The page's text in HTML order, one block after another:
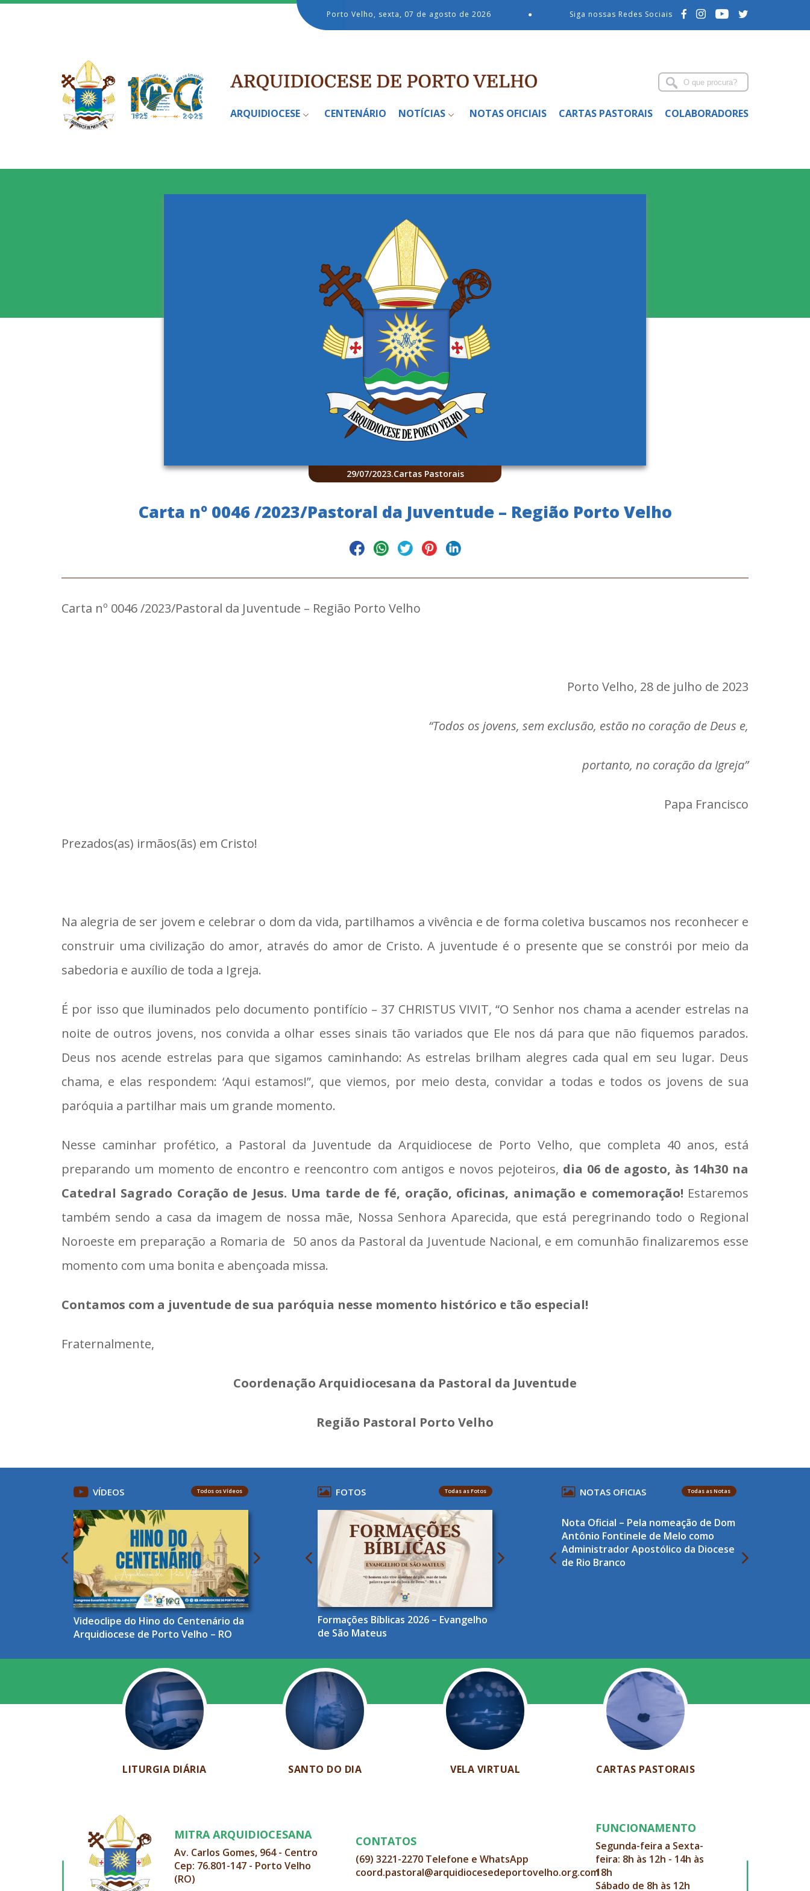
Porto Velho, sexta, 07 de agosto de 2026 ● Siga nossas Redes Sociais
ARQUIDIOCESE CENTENÁRIO NOTÍCIAS NOTAS OFICIAIS CARTAS PASTORAIS COLABORADORES
29/07/2023.Cartas Pastorais
Carta nº 0046 /2023/Pastoral da Juventude – Região Porto Velho
Carta nº 0046 /2023/Pastoral da Juventude – Região Porto Velho
Porto Velho, 28 de julho de 2023
“Todos os jovens, sem exclusão, estão no coração de Deus e,
portanto, no coração da Igreja”
Papa Francisco
Prezados(as) irmãos(ãs) em Cristo!
Na alegria de ser jovem e celebrar o dom da vida, partilhamos a vivência e de forma coletiva buscamos nos reconhecer e
construir uma civilização do amor, através do amor de Cristo. A juventude é o presente que se constrói por meio da
sabedoria e auxílio de toda a Igreja.
É por isso que iluminados pelo documento pontifício – 37 CHRISTUS VIVIT, “O Senhor nos chama a acender estrelas na
noite de outros jovens, nos convida a olhar esses sinais tão variados que Ele nos dá para que não fiquemos parados.
Deus nos acende estrelas para que sigamos caminhando: As estrelas brilham alegres cada qual em seu lugar. Deus
chama, e elas respondem: ‘Aqui estamos!”, que viemos, por meio desta, convidar a todas e todos os jovens de sua
paróquia a partilhar mais um grande momento.
Nesse caminhar profético, a Pastoral da Juventude da Arquidiocese de Porto Velho, que completa 40 anos, está
preparando um momento de encontro e reencontro com antigos e novos pejoteiros, dia 06 de agosto, às 14h30 na
Catedral Sagrado Coração de Jesus. Uma tarde de fé, oração, oficinas, animação e comemoração! Estaremos
também sendo a casa da imagem de nossa mãe, Nossa Senhora Aparecida, que está peregrinando todo o Regional
Noroeste em preparação a Romaria de 50 anos da Pastoral da Juventude Nacional, e em comunhão finalizaremos esse
momento com uma bonita e abençoada missa.
Contamos com a juventude de sua paróquia nesse momento histórico e tão especial!
Fraternalmente,
Coordenação Arquidiocesana da Pastoral da Juventude
Região Pastoral Porto Velho
VÍDEOS Todos os Vídeos
Videoclipe do Hino do Centenário da
Arquidiocese de Porto Velho – RO
FOTOS Todas as Fotos
Formações Bíblicas 2026 – Evangelho
de São Mateus
NOTAS OFICIAS Todas as Notas
Nota Oficial – Pela nomeação de Dom
Antônio Fontinele de Melo como
Administrador Apostólico da Diocese
de Rio Branco
LITURGIA DIÁRIA SANTO DO DIA VELA VIRTUAL CARTAS PASTORAIS
MITRA ARQUIDIOCESANA
Av. Carlos Gomes, 964 - Centro
Cep: 76.801-147 - Porto Velho
(RO)
CONTATOS
(69) 3221-2270 Telefone e WhatsApp
coord.pastoral@arquidiocesedeportovelho.org.com
FUNCIONAMENTO
Segunda-feira a Sexta-
feira: 8h às 12h - 14h às
18h
Sábado de 8h às 12h